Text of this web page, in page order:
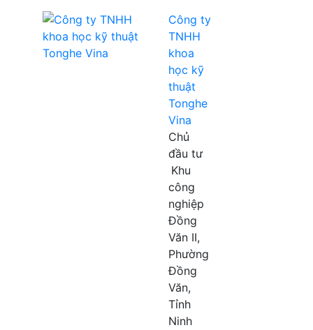
Công ty
TNHH
khoa
học kỹ
thuật
Tonghe
Vina
Chủ
đầu tư
Khu
công
nghiệp
Đồng
Văn II,
Phường
Đồng
Văn,
Tỉnh
Ninh